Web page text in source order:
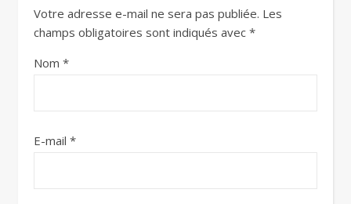
Votre adresse e-mail ne sera pas publiée. Les
champs obligatoires sont indiqués avec *
Nom *
E-mail *